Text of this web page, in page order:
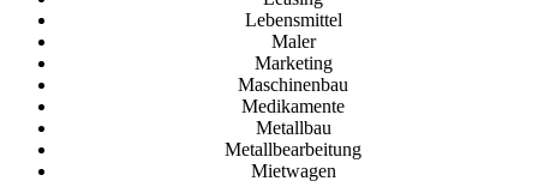
Lebensmittel
Maler
Marketing
Maschinenbau
Medikamente
Metallbau
Metallbearbeitung
Mietwagen